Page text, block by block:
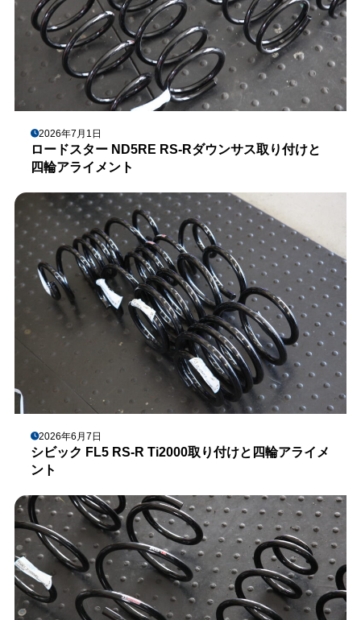
2026年7月1日
ロードスター ND5RE RS-Rダウンサス取り付けと
四輪アライメント
2026年6月7日
シビック FL5 RS-R Ti2000取り付けと四輪アライメ
ント